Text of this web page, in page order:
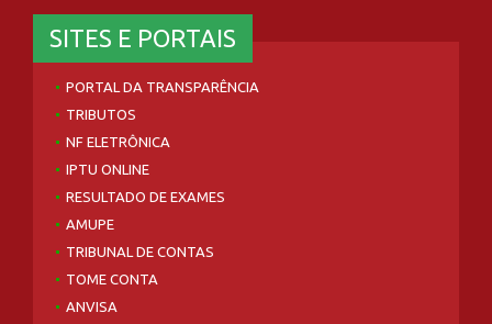
SITES E PORTAIS
PORTAL DA TRANSPARÊNCIA
TRIBUTOS
NF ELETRÔNICA
IPTU ONLINE
RESULTADO DE EXAMES
AMUPE
TRIBUNAL DE CONTAS
TOME CONTA
ANVISA